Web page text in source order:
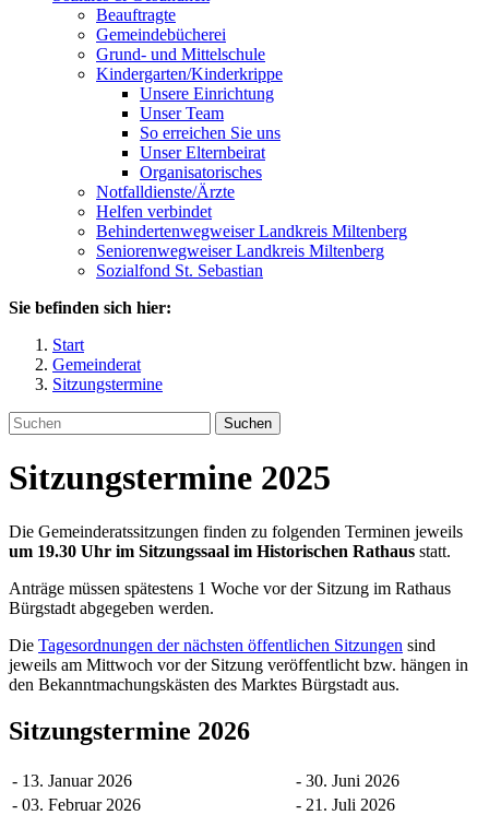
Beauftragte
Gemeindebücherei
Grund- und Mittelschule
Kindergarten/Kinderkrippe
Unsere Einrichtung
Unser Team
So erreichen Sie uns
Unser Elternbeirat
Organisatorisches
Notfalldienste/Ärzte
Helfen verbindet
Behindertenwegweiser Landkreis Miltenberg
Seniorenwegweiser Landkreis Miltenberg
Sozialfond St. Sebastian
Sie befinden sich hier:
Start
Gemeinderat
Sitzungstermine
Suchen
Sitzungstermine 2025
Die Gemeinderatssitzungen finden zu folgenden Terminen jeweils
um 19.30 Uhr im Sitzungssaal im Historischen Rathaus statt.
Anträge müssen spätestens 1 Woche vor der Sitzung im Rathaus
Bürgstadt abgegeben werden.
Die Tagesordnungen der nächsten öffentlichen Sitzungen sind
jeweils am Mittwoch vor der Sitzung veröffentlicht bzw. hängen in
den Bekanntmachungskästen des Marktes Bürgstadt aus.
Sitzungstermine 2026
- 13. Januar 2026
- 30. Juni 2026
- 03. Februar 2026
- 21. Juli 2026